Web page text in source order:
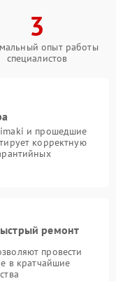
3
опыт работы
специалистов
и прошедшие
корректную
ремонт
провести
в кратчайшие